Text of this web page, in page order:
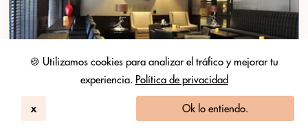
🍪 Utilizamos cookies para analizar el tráfico y mejorar tu
experiencia. Política de privacidad
x Ok lo entiendo.